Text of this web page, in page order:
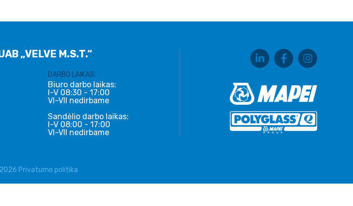
„VELVE M.S.T.“
DARBO LAIKAS:
Biuro darbo laikas:
I-V 08:30 - 17:00
VI-VII nedirbame
Sandėlio darbo laikas:
I-V 08:00 - 17:00
VI-VII nedirbame
Privatumo politika